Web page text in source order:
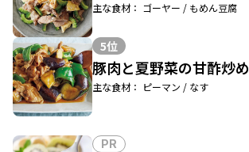
主な食材： ゴーヤー / もめん豆腐
5位
豚肉と夏野菜の甘酢炒め
主な食材： ピーマン / なす
PR